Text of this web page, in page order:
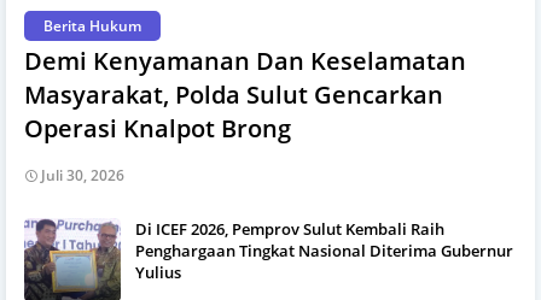
Berita Hukum
Demi Kenyamanan Dan Keselamatan
Masyarakat, Polda Sulut Gencarkan
Operasi Knalpot Brong
Juli 30, 2026
Di ICEF 2026, Pemprov Sulut Kembali Raih
Penghargaan Tingkat Nasional Diterima Gubernur
Yulius